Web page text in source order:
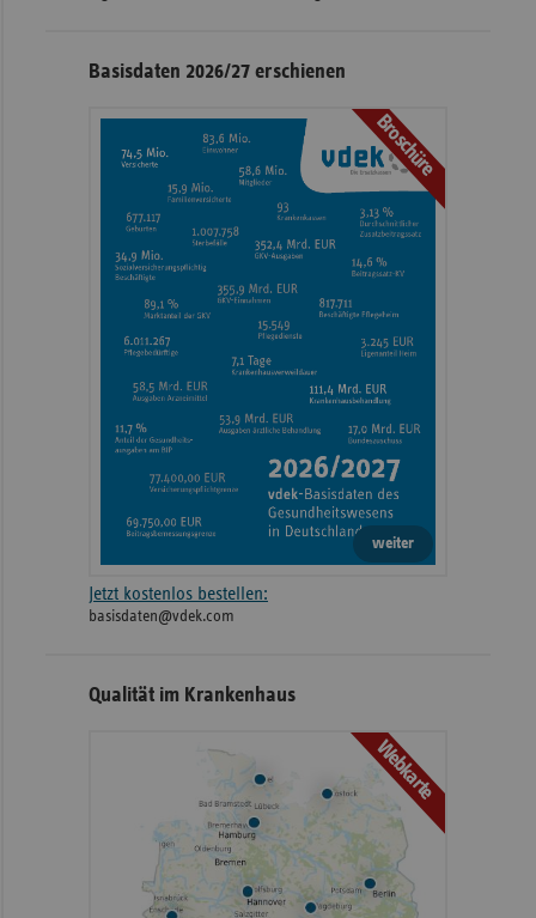
Basisdaten 2026/27 erschienen
Broschüre
weiter
Jetzt kostenlos bestellen:
basisdaten@vdek.com
Qualität im Krankenhaus
Webkarte